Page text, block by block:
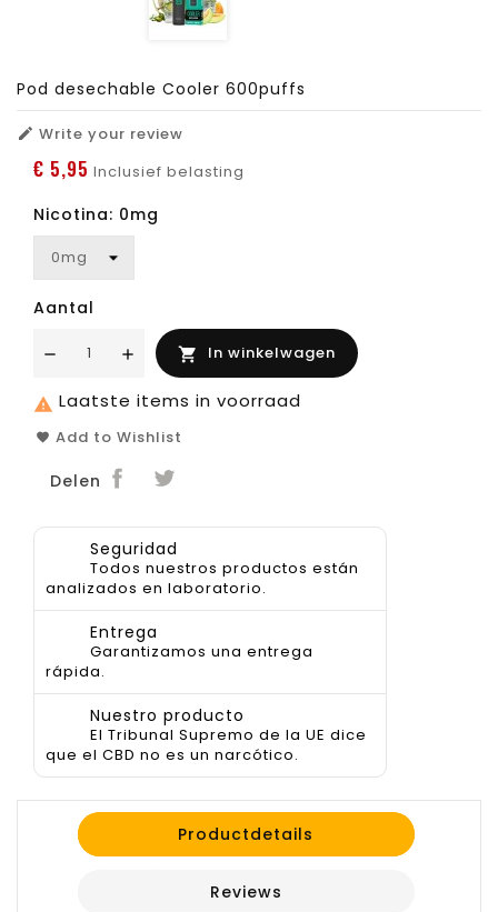
Pod desechable Cooler 600puffs
 Write your review
€ 5,95 Inclusief belasting
Nicotina: 0mg
Aantal
 In winkelwagen
 Laatste items in voorraad
Add to Wishlist
Delen
Seguridad
Todos nuestros productos están
analizados en laboratorio.
Entrega
Garantizamos una entrega
rápida.
Nuestro producto
El Tribunal Supremo de la UE dice
que el CBD no es un narcótico.
Productdetails
Reviews